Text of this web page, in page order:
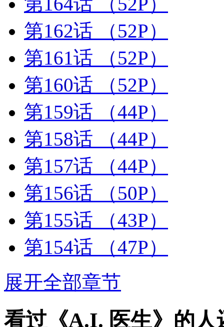
第162话
（52P）
第161话
（52P）
第160话
（52P）
第159话
（44P）
第158话
（44P）
第157话
（44P）
第156话
（50P）
第155话
（43P）
第154话
（47P）
展开全部章节
看过《A.I. 医生》的人